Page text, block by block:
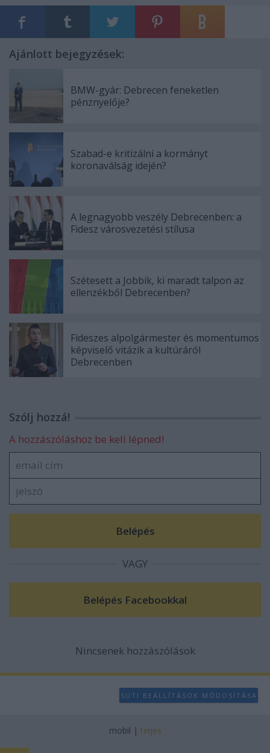
Ajánlott bejegyzések:
BMW-gyár: Debrecen feneketlen
pénznyelője?
Szabad-e kritizálni a kormányt
koronaválság idején?
A legnagyobb veszély Debrecenben: a
Fidesz városvezetési stílusa
Szétesett a Jobbik, ki maradt talpon az
ellenzékből Debrecenben?
Fideszes alpolgármester és momentumos
képviselő vitázik a kultúráról
Debrecenben
Szólj hozzá!
A hozzászóláshoz be kell lépned!
VAGY
Nincsenek hozzászólások
SÜTI BEÁLLÍTÁSOK MÓDOSÍTÁSA
mobil | teljes